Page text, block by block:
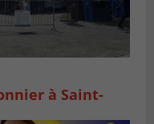
à Saint-